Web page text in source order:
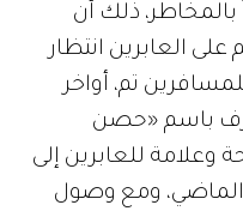
ذلك أن
على العابرين انتظار
تم، أواخر
عرف باسم «حصن
وعلامة للعابرين إلى
الماضي، ومع وصول